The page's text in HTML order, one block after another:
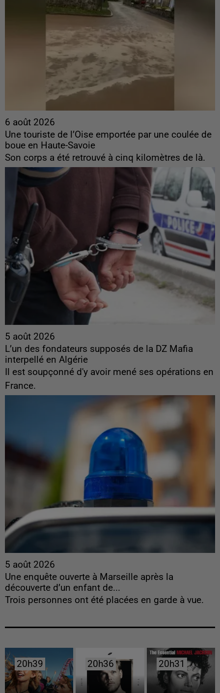
6 août 2026
Une touriste de l’Oise emportée par une coulée de
boue en Haute-Savoie
Son corps a été retrouvé à cinq kilomètres de là.
5 août 2026
L’un des fondateurs supposés de la DZ Mafia
interpellé en Algérie
Il est soupçonné d'y avoir mené ses opérations en
France.
5 août 2026
Une enquête ouverte à Marseille après la
découverte d’un enfant de...
Trois personnes ont été placées en garde à vue.
20h39
20h39 20h36
20h36 20h31
20h31